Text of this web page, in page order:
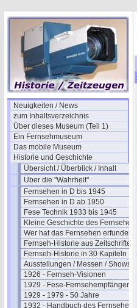
Neuigkeiten / News
zum Inhaltsverzeichnis
Über dieses Museum (Teil 1)
Ein Fernsehmuseum
Das mobile Museum
Historie und Geschichte
Übersicht / Überblick / Inhalt
Über die "Wahrheit"
Fernsehen in D bis 1945
Fernsehen in D ab 1950
Fese Technik 1933 bis 1945
Kleine Geschichte des Fernsehens
Wer hat das Fernsehen erfunden?
Fernseh-Historie aus Zeitschriften
Fernseh-Historie in 30 Kapiteln
Ausstellungen / Messen / Shows
1926 - Fernseh-Visionen
1929 - Fese-Fernsehempfänger
1929 - 1979 - 50 Jahre
1932 - Handbuch des Fernsehens